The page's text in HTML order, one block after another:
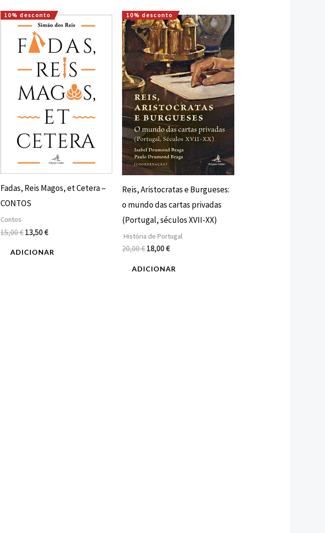
10% desconto
Fadas, Reis Magos, et Cetera –
CONTOS
Contos
15,00€
O
preço
original
era:
15,00 €.
13,50€
O
preço
atual
13,50 €.
ADICIONAR
10% desconto
Reis, Aristocratas e Burgueses:
o mundo das cartas privadas
(Portugal, séculos XVII-XX)
História de Portugal
20,00€
O
preço
original
era:
20,00 €.
18,00€
O
preço
atual
é:
18,00 €.
ADICIONAR